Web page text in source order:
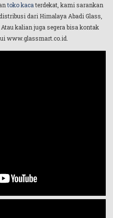
toko kacaterdekat, kami sarankan
dari Himalaya Abadi Glass,
kalian juga segera bisa kontak
www.glassmart.co.id.